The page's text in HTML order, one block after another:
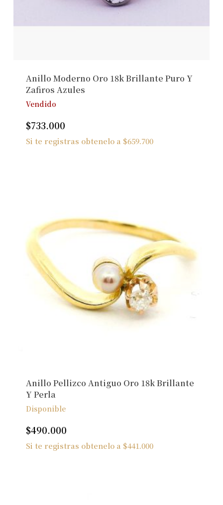
Anillo Moderno Oro 18k Brillante Puro Y
Zafiros Azules
Vendido
$733.000
Si te registras obtenelo a $659.700
Anillo Pellizco Antiguo Oro 18k Brillante
Y Perla
Disponible
$490.000
Si te registras obtenelo a $441.000